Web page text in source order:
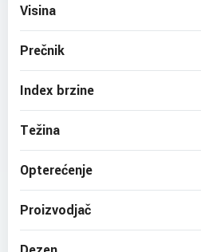
Visina
Prečnik
Index brzine
Težina
Opterećenje
Proizvodjač